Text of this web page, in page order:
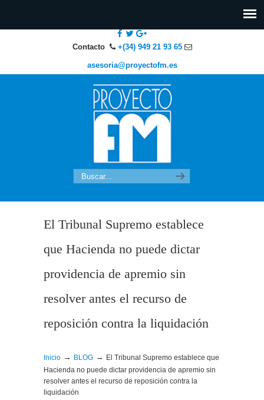
Contacto +(34) 949 21 93 65
asesoria@proyectofm.es
El Tribunal Supremo establece
que Hacienda no puede dictar
providencia de apremio sin
resolver antes el recurso de
reposición contra la liquidación
Inicio → BLOG →
El Tribunal Supremo establece que
Hacienda no puede dictar providencia de apremio sin
resolver antes el recurso de reposición contra la
liquidación